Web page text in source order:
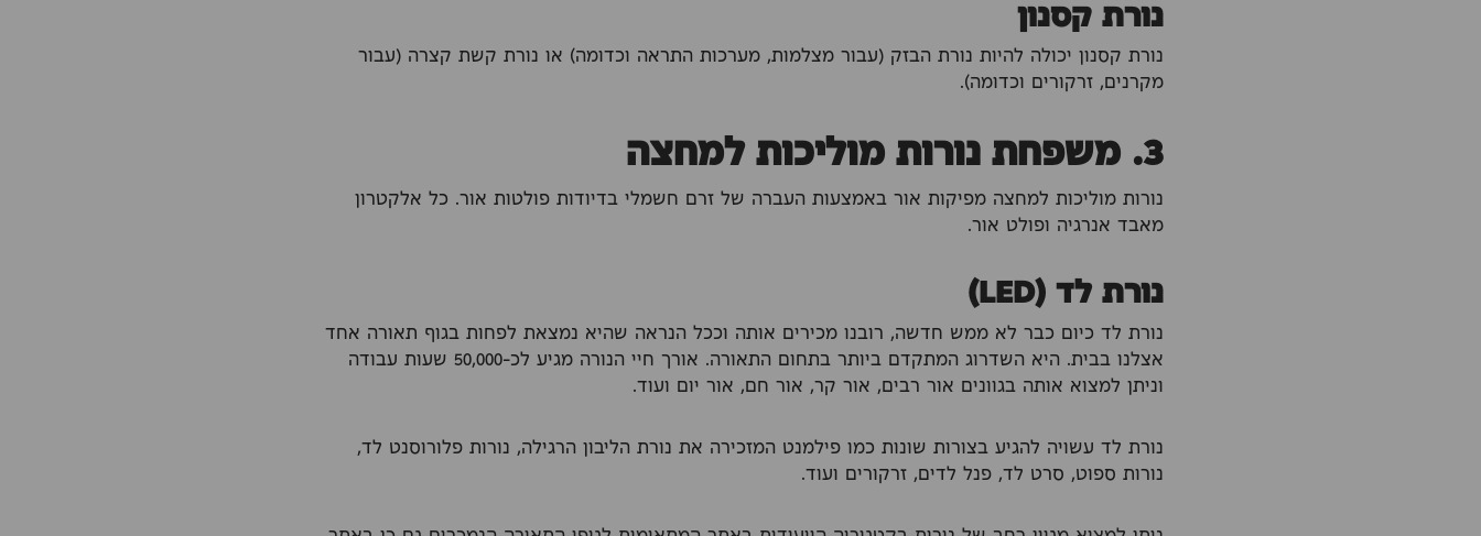
נורת קסנון
נורת קסנון יכולה להיות נורת הבזק (עבור מצלמות, מערכות התראה וכדומה) או נורת קשת קצרה (עבור
מקרנים, זרקורים וכדומה).
3. משפחת נורות מוליכות למחצה
נורות מוליכות למחצה מפיקות אור באמצעות העברה של זרם חשמלי בדיודות פולטות אור. כל אלקטרון
מאבד אנרגיה ופולט אור.
נורת לד (LED)
נורת לד כיום כבר לא ממש חדשה, רובנו מכירים אותה וככל הנראה שהיא נמצאת לפחות בגוף תאורה אחד
אצלנו בבית. היא השדרוג המתקדם ביותר בתחום התאורה. אורך חיי הנורה מגיע לכ-50,000 שעות עבודה
וניתן למצוא אותה בגוונים אור רבים, אור קר, אור חם, אור יום ועוד.
נורת לד עשויה להגיע בצורות שונות כמו פילמנט המזכירה את נורת הליבון הרגילה, נורות פלורוסנט לד,
נורות ספוט, סרט לד, פנל לדים, זרקורים ועוד.